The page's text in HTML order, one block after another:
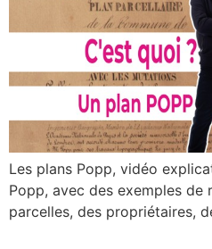
Les plans Popp, vidéo
Popp, avec des exemples de
parcelles, des propriétaires,